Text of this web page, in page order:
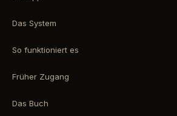
Das System
So funktioniert es
Früher Zugang
Das Buch